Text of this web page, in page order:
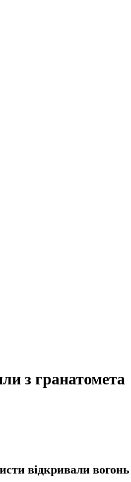
з гранатомета
відкривали